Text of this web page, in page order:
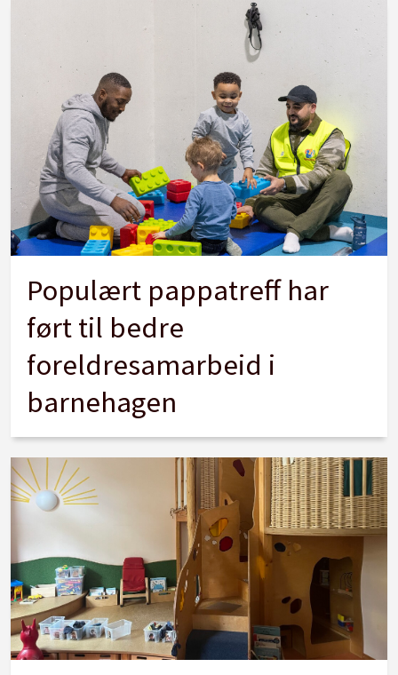
Populært pappatreff har
ført til bedre
foreldresamarbeid i
barnehagen